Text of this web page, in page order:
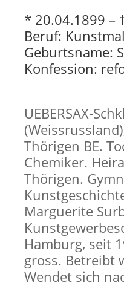
* 20.04.1899 –
Beruf:
Geburtsname:
Konfession:
UEBERSAX-
Thörigen BE.
Chemiker.
Thörigen.
Marguerite
Hamburg, seit
gross. Betreibt
Wendet sich